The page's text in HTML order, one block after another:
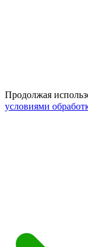
Продолжая
условиями